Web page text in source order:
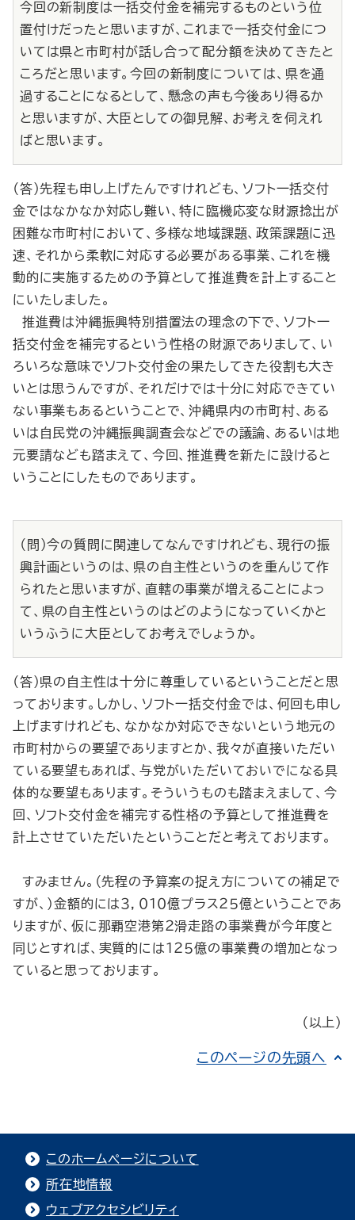
今回の新制度は一括交付金を補完するものという位
置付けだったと思いますが、これまで一括交付金につ
いては県と市町村が話し合って配分額を決めてきたと
ころだと思います。今回の新制度については、県を通
過することになるとして、懸念の声も今後あり得るか
と思いますが、大臣としての御見解、お考えを伺えれ
ばと思います。
（答）先程も申し上げたんですけれども、ソフト一括交付
金ではなかなか対応し難い、特に臨機応変な財源捻出が
困難な市町村において、多様な地域課題、政策課題に迅
速、それから柔軟に対応する必要がある事業、これを機
動的に実施するための予算として推進費を計上すること
にいたしました。
推進費は沖縄振興特別措置法の理念の下で、ソフト一
括交付金を補完するという性格の財源でありまして、い
ろいろな意味でソフト交付金の果たしてきた役割も大き
いとは思うんですが、それだけでは十分に対応できてい
ない事業もあるということで、沖縄県内の市町村、ある
いは自民党の沖縄振興調査会などでの議論、あるいは地
元要請なども踏まえて、今回、推進費を新たに設けると
いうことにしたものであります。
（問）今の質問に関連してなんですけれども、現行の振
興計画というのは、県の自主性というのを重んじて作
られたと思いますが、直轄の事業が増えることによっ
て、県の自主性というのはどのようになっていくかと
いうふうに大臣としてお考えでしょうか。
（答）県の自主性は十分に尊重しているということだと思
っております。しかし、ソフト一括交付金では、何回も申し
上げますけれども、なかなか対応できないという地元の
市町村からの要望でありますとか、我々が直接いただい
ている要望もあれば、与党がいただいておいでになる具
体的な要望もあります。そういうものも踏まえまして、今
回、ソフト交付金を補完する性格の予算として推進費を
計上させていただいたということだと考えております。
すみません。（先程の予算案の捉え方についての補足で
すが、）金額的には３，０１０億プラス２５億ということであ
りますが、仮に那覇空港第２滑走路の事業費が今年度と
同じとすれば、実質的には１２５億の事業費の増加となっ
ていると思っております。
（以上）
このページの先頭へ
このホームページについて
所在地情報
ウェブアクセシビリティ